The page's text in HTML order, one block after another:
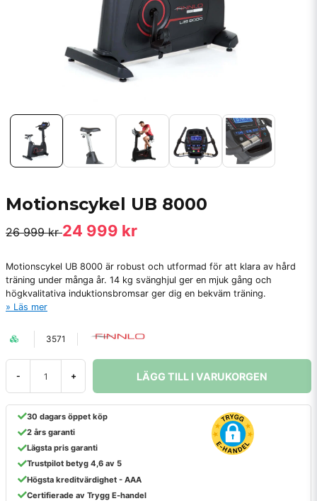
Motionscykel UB 8000
26 999 kr24 999 kr
Motionscykel UB 8000 är robust och utformad för att klara av hård
träning under många år. 14 kg svänghjul ger en mjuk gång och
högkvalitativa induktionsbromsar ger dig en bekväm träning.
Läs mer
3571
- + LÄGG TILL I VARUKORGEN
30 dagars öppet köp
2 års garanti
Lägsta pris garanti
Trustpilot betyg 4,6 av 5
Högsta kreditvärdighet - AAA
Certifierade av Trygg E-handel